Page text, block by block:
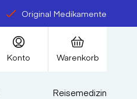
Original Medikamente
Konto Warenkorb
Reisemedizin